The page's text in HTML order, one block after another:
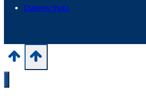
Datenschutz